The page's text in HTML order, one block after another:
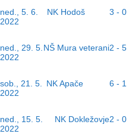
ned., 5. 6.
2022
NK Hodoš 3 - 0
ned., 29. 5.
2022
NŠ Mura veterani2 - 5
sob., 21. 5.
2022
NK Apače 6 - 1
ned., 15. 5.
2022
NK Dokležovje2 - 0